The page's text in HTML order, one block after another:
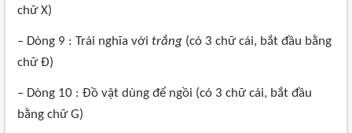
chữ X)
– Dòng 9 : Trái nghĩa với trắng (có 3 chữ cái, bắt đầu bằng
chữ Đ)
– Dòng 10 : Đồ vật dùng để ngồi (có 3 chữ cái, bắt đầu
bằng chữ G)